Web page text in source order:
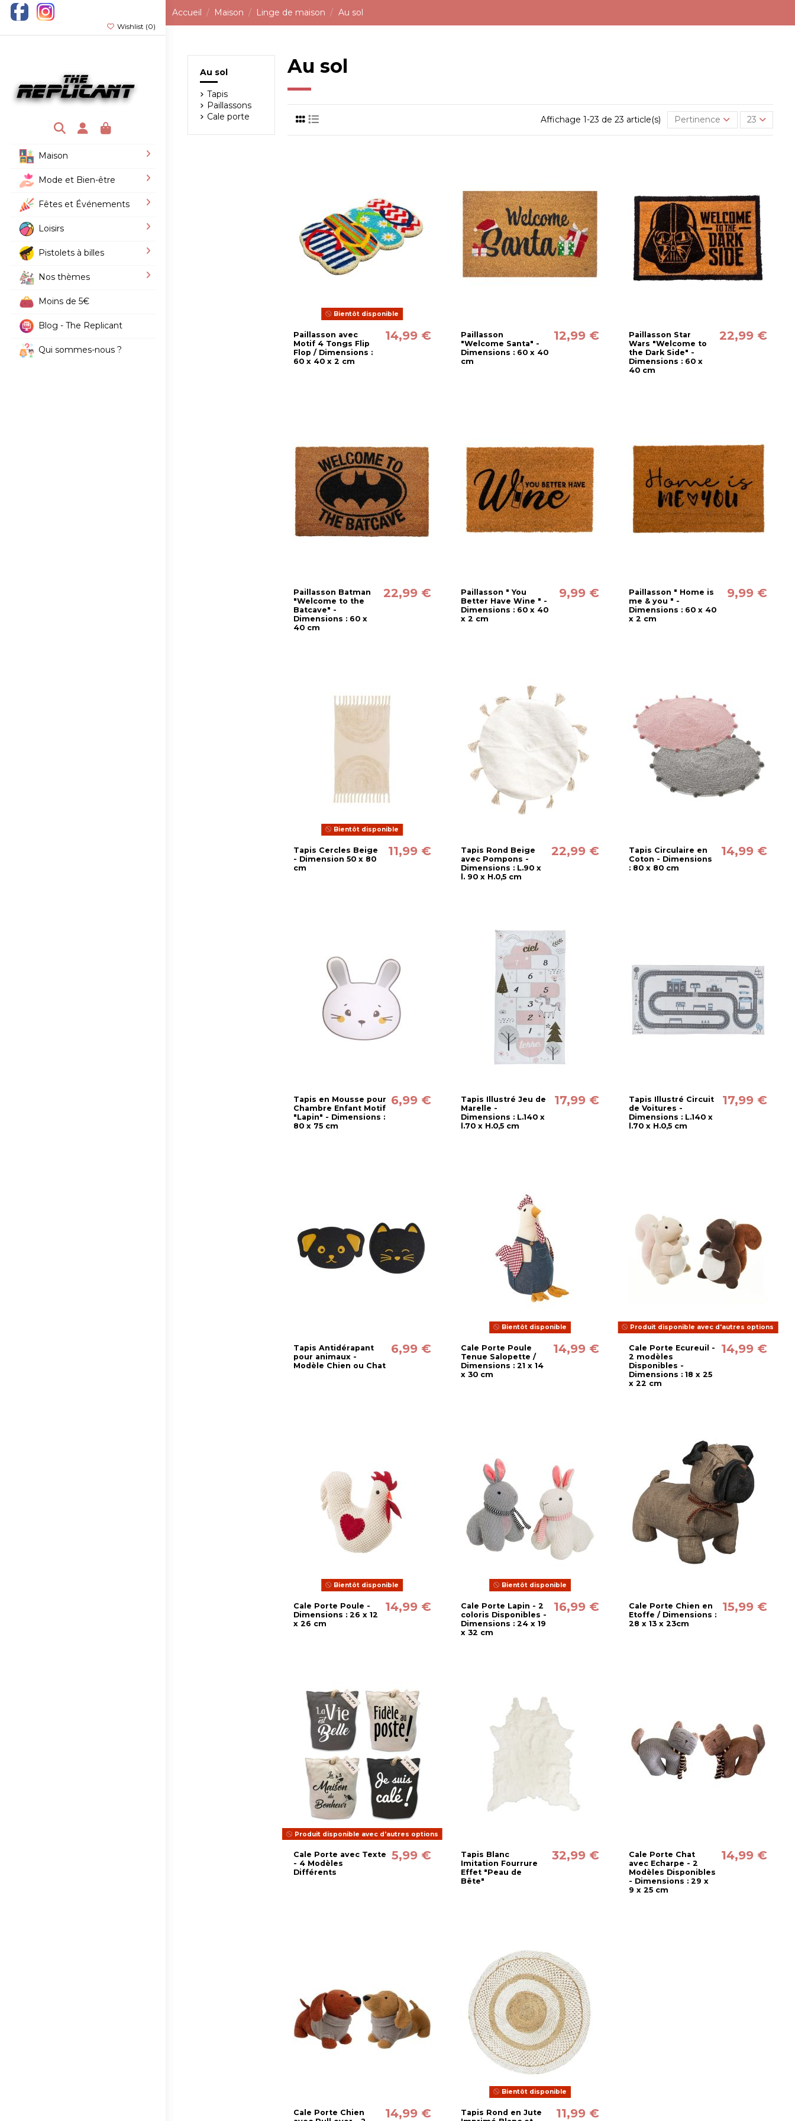
Wishlist (0)
Maison
Mode et Bien-être
Fêtes et Événements
Loisirs
Pistolets à billes
Nos thèmes
Moins de 5€
Blog - The Replicant
Qui sommes-nous ?
Accueil Maison Linge de maison Au sol
Au sol
Affichage 1-23 de 23 article(s) Pertinence 23
Bientôt disponible
Paillasson avec
Motif 4 Tongs Flip
Flop / Dimensions :
60 x 40 x 2 cm
14,99 €
Paillasson
"Welcome Santa" -
Dimensions : 60 x 40
cm
12,99 €
Paillasson Star
Wars "Welcome to
the Dark Side" -
Dimensions : 60 x
40 cm
22,99 €
Paillasson Batman
"Welcome to the
Batcave" -
Dimensions : 60 x
40 cm
22,99 €
Paillasson " You
Better Have Wine " -
Dimensions : 60 x 40
x 2 cm
9,99 €
Paillasson " Home is
me & you " -
Dimensions : 60 x 40
x 2 cm
9,99 €
Bientôt disponible
Tapis Cercles Beige
- Dimension 50 x 80
cm
11,99 €
Tapis Rond Beige
avec Pompons -
Dimensions : L.90 x
l. 90 x H.0,5 cm
22,99 €
Tapis Circulaire en
Coton - Dimensions
: 80 x 80 cm
14,99 €
Tapis en Mousse pour
Chambre Enfant Motif
"Lapin" - Dimensions :
80 x 75 cm
6,99 €
Tapis Illustré Jeu de
Marelle -
Dimensions : L.140 x
l.70 x H.0,5 cm
17,99 €
Tapis Illustré Circuit
de Voitures -
Dimensions : L.140 x
l.70 x H.0,5 cm
17,99 €
Tapis Antidérapant
pour animaux -
Modèle Chien ou Chat
6,99 €
Bientôt disponible
Cale Porte Poule
Tenue Salopette /
Dimensions : 21 x 14
x 30 cm
14,99 €
Produit disponible avec d'autres options
Cale Porte Ecureuil -
2 modèles
Disponibles -
Dimensions : 18 x 25
x 22 cm
14,99 €
Bientôt disponible
Cale Porte Poule -
Dimensions : 26 x 12
x 26 cm
14,99 €
Bientôt disponible
Cale Porte Lapin - 2
coloris Disponibles -
Dimensions : 24 x 19
x 32 cm
16,99 €
Cale Porte Chien en
Etoffe / Dimensions :
28 x 13 x 23cm
15,99 €
Produit disponible avec d'autres options
Cale Porte avec Texte
- 4 Modèles
Différents
5,99 €
Tapis Blanc
Imitation Fourrure
Effet "Peau de
Bête"
32,99 €
Cale Porte Chat
avec Echarpe - 2
Modèles Disponibles
- Dimensions : 29 x
9 x 25 cm
14,99 €
Cale Porte Chien
14,99 €
Bientôt disponible
Tapis Rond en Jute
11,99 €
Au sol
Tapis
Paillassons
Cale porte